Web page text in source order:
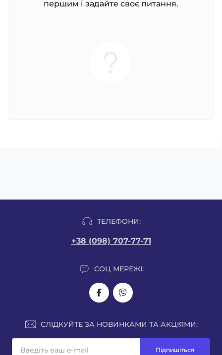
першим і задайте своє питання.
ТЕЛЕФОНИ:
+38 (098) 707-77-71
СОЦ МЕРЕЖІ:
СЛІДКУЙТЕ ЗА НОВИНКАМИ ТА АКЦІЯМИ:
Підпишіться